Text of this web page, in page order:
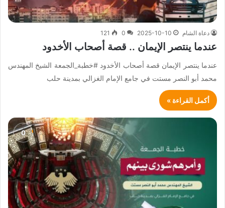
دعاة الشام 2025-10-10
0
121
عندما ينتصر الإيمان .. قصة أصحاب الأخدود
عندما ينتصر الإيمان قصة أصحاب الأخدود #خطبة_الجمعة الشيخ المهندس
محمد أبو النصر مستت في جامع الإمام الغزالي بمدينة حلب
أكمل القراءة »